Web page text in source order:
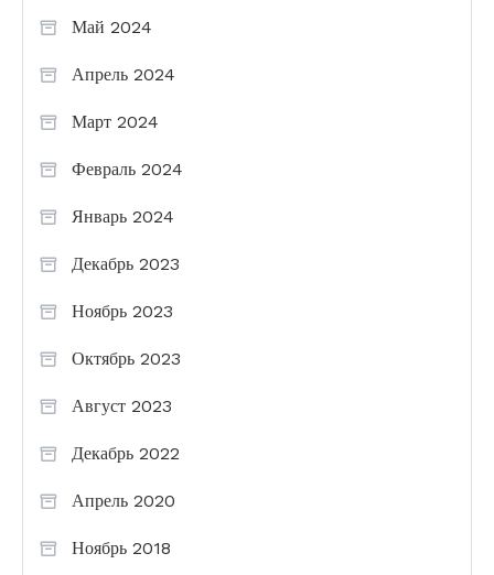
Май 2024
Апрель 2024
Март 2024
Февраль 2024
Январь 2024
Декабрь 2023
Ноябрь 2023
Октябрь 2023
Август 2023
Декабрь 2022
Апрель 2020
Ноябрь 2018